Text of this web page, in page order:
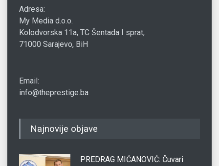
Adresa:
My Media d.o.o.
Kolodvorska 11a, TC Šentada I sprat,
71000 Sarajevo, BiH
Email:
info@theprestige.ba
Najnovije objave
PREDRAG MIĆANOVIĆ: Čuvari